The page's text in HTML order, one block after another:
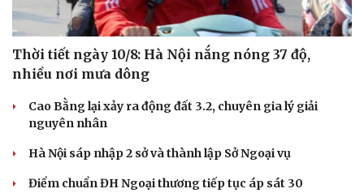
Thời tiết ngày 10/8: Hà Nội nắng nóng 37 độ,
nhiều nơi mưa dông
Cao Bằng lại xảy ra động đất 3.2, chuyên gia lý giải
nguyên nhân
Hà Nội sáp nhập 2 sở và thành lập Sở Ngoại vụ
Điểm chuẩn ĐH Ngoại thương tiếp tục áp sát 30